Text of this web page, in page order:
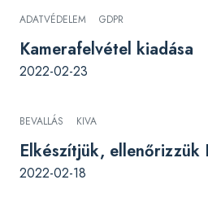
ADATVÉDELEM GDPR
Kamerafelvétel kiadása
2022-02-23
BEVALLÁS KIVA
Elkészítjük, ellenőrizzük
2022-02-18